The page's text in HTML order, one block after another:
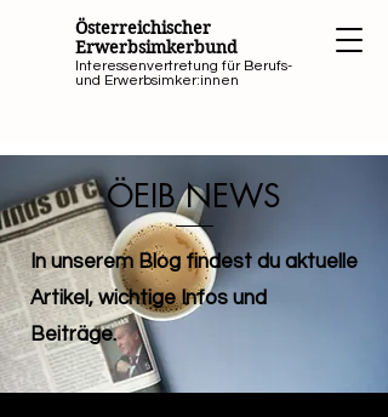
Österreichischer
Erwerbsimkerbund
Interessenvertretung für Berufs-
und Erwerbsimker:innen
ÖEIB NEWS
In unserem Blog findest du aktuelle
Artikel, wichtige Infos und
Beiträge.